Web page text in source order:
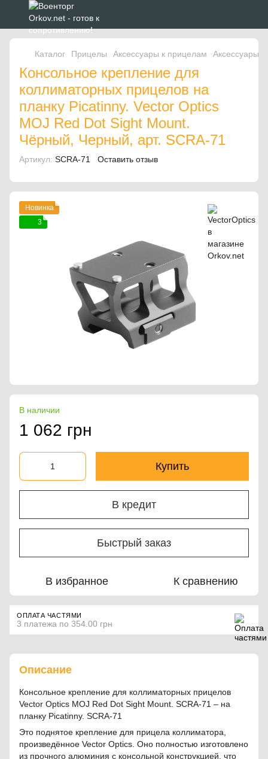
Каталог Прицелы Аксессуары к прицелам Аксессуары
Консольное крепление для
коллиматорных прицелов на
планку Picatinny. Vector Optics
MOJ Red Dot Sight Mount.
Чёрный, Черный, арт. SCRA-71
Артикул: SCRA-71 Оставить отзыв
Новинка
3
В наличии
1 062 грн
Купить
В кредит
Быстрый заказ
В избранное К сравнению
ОПЛАТА ЧАСТЯМИ
3 платежа по 354.00 грн
Описание
Консольное крепление для коллиматорных прицелов
Vector Optics MOJ Red Dot Sight Mount. SCRA-71 – на
планку Picatinny. SCRA-71
Это поднятое крепление для прицела коллиматора,
произведённое Vector Optics. Оно полностью изготовлено
из прочного алюминия с консольной конструкцией, что